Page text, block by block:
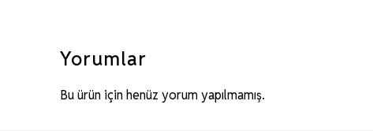
Yorumlar
Bu ürün için henüz yorum yapılmamış.